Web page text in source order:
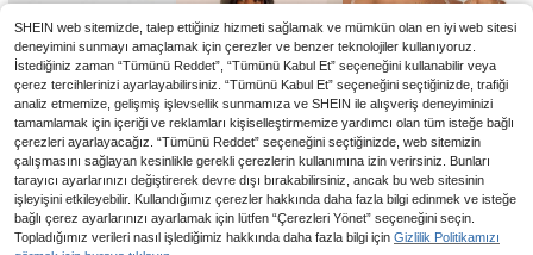
736,97TL -2% 447,23TL 251,33TL
SHEIN web sitemizde, talep ettiğiniz hizmeti sağlamak ve mümkün olan en iyi web sitesi
deneyimini sunmayı amaçlamak için çerezler ve benzer teknolojiler kullanıyoruz.
İstediğiniz zaman “Tümünü Reddet”, “Tümünü Kabul Et” seçeneğini kullanabilir veya
çerez tercihlerinizi ayarlayabilirsiniz. “Tümünü Kabul Et” seçeneğini seçtiğinizde, trafiği
analiz etmemize, gelişmiş işlevsellik sunmamıza ve SHEIN ile alışveriş deneyiminizi
tamamlamak için içeriği ve reklamları kişiselleştirmemize yardımcı olan tüm isteğe bağlı
çerezleri ayarlayacağız. “Tümünü Reddet” seçeneğini seçtiğinizde, web sitemizin
çalışmasını sağlayan kesinlikle gerekli çerezlerin kullanımına izin verirsiniz. Bunları
tarayıcı ayarlarınızı değiştirerek devre dışı bırakabilirsiniz, ancak bu web sitesinin
işleyişini etkileyebilir. Kullandığımız çerezler hakkında daha fazla bilgi edinmek ve isteğe
bağlı çerez ayarlarınızı ayarlamak için lütfen “Çerezleri Yönet” seçeneğini seçin.
Topladığımız verileri nasıl işlediğimiz hakkında daha fazla bilgi için Gizlilik Politikamızı